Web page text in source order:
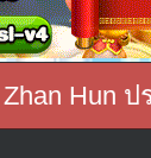
Zhan Hun